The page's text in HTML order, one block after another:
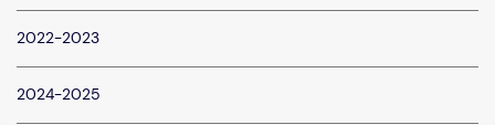
2022-2023
2024-2025